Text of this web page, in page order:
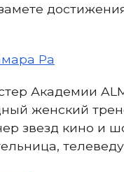
Ра
Академии
женский
звезд кино и